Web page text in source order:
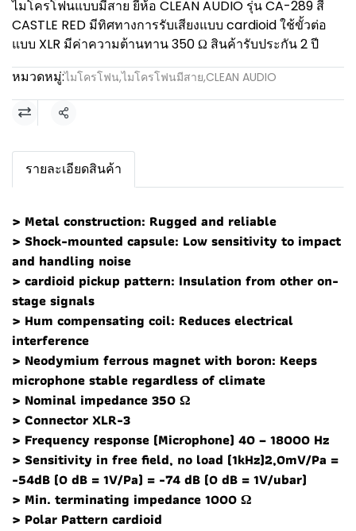
ไมโครโฟนแบบมีสาย ยี่ห้อ CLEAN AUDIO รุ่น CA-289 สี
CASTLE RED มีทิศทางการรับเสียงแบบ cardioid ใช้ขั้วต่อ
แบบ XLR มีค่าความต้านทาน 350 Ω สินค้ารับประกัน 2 ปี
หมวดหมู่:ไมโครโฟน,ไมโครโฟนมีสาย,CLEAN AUDIO
แชร์
รายละเอียดสินค้า
> Metal construction: Rugged and reliable
> Shock-mounted capsule: Low sensitivity to impact
and handling noise
> cardioid pickup pattern: Insulation from other on-
stage signals
> Hum compensating coil: Reduces electrical
interference
> Neodymium ferrous magnet with boron: Keeps
microphone stable regardless of climate
> Nominal impedance 350 Ω
> Connector XLR-3
> Frequency response (Microphone) 40 – 18000 Hz
> Sensitivity in free field, no load (1kHz)2,0mV/Pa =
-54dB (0 dB = 1V/Pa) = -74 dB (0 dB = 1V/ubar)
> Min. terminating impedance 1000 Ω
> Polar Pattern cardioid